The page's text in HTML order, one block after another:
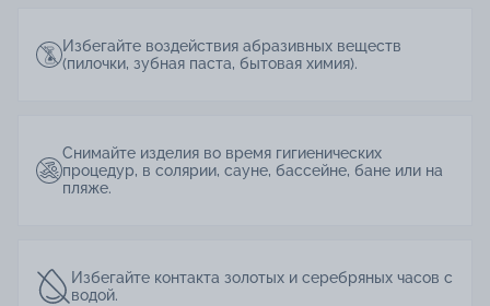
Избегайте воздействия абразивных веществ
(пилочки, зубная паста, бытовая химия).
Снимайте изделия во время гигиенических
процедур, в солярии, сауне, бассейне, бане или на
пляже.
Избегайте контакта золотых и серебряных часов с
водой.